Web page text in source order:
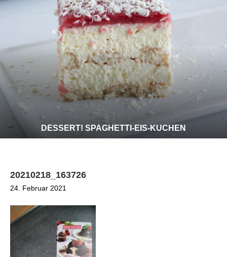
DESSERT! SPAGHETTI-EIS-KUCHEN
20210218_163726
24. Februar 2021